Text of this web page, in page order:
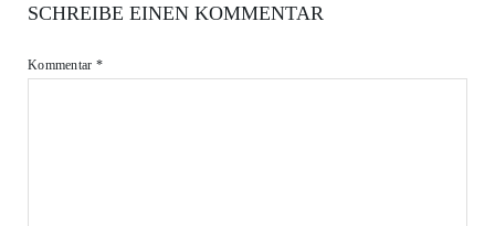
SCHREIBE EINEN KOMMENTAR
Kommentar *